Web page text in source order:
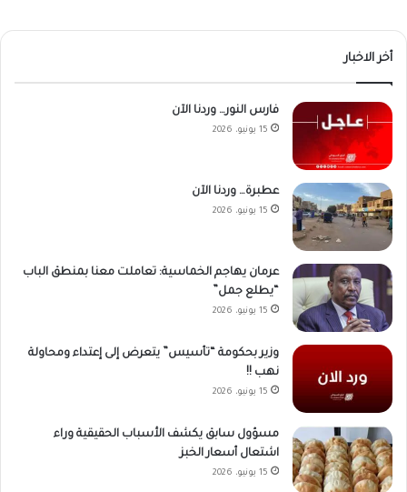
أخر الاخبار
فارس النور… وردنا الآن
15 يونيو، 2026
عطبرة… وردنا الآن
15 يونيو، 2026
عرمان يهاجم الخماسية: تعاملت معنا بمنطق الباب
“يطلع جمل”
15 يونيو، 2026
وزير بحكومة “تأسيس” يتعرض إلى إعتداء ومحاولة
نهب !!
15 يونيو، 2026
مسؤول سابق يكشف الأسباب الحقيقية وراء
اشتعال أسعار الخبز
15 يونيو، 2026